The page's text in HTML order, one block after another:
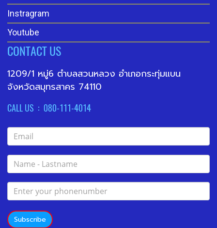
Instragram
Youtube
CONTACT US
1209/1 หมู่6 ตำบลสวนหลวง อำเภอกระทุ่มแบน
จังหวัดสมุทรสาคร 74110
CALL US : 080-111-4014
Subscribe